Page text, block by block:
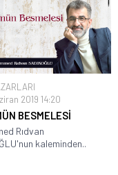
2019 14:20
BESMELESİ
Rıdvan
kaleminden..